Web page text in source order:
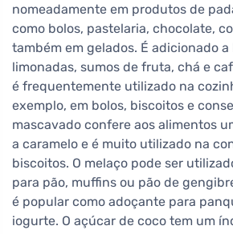
nomeadamente em produtos de
como bolos, pastelaria, chocolate,
também em gelados. É adicionado
limonadas, sumos de fruta, chá e
é frequentemente utilizado na
exemplo, em bolos, biscoitos e
mascavado confere aos alimentos
a caramelo e é muito utilizado na
biscoitos. O melaço pode ser
para pão, muffins ou pão de
é popular como adoçante para
iogurte. O açúcar de coco tem um